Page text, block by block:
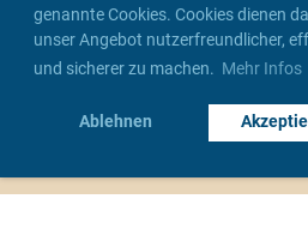
genannte Cookies. Cookies dienen
unser Angebot nutzerfreundlicher,
und sicherer zu machen. Mehr Infos
Ablehnen